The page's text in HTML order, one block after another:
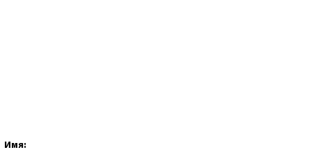
Имя: